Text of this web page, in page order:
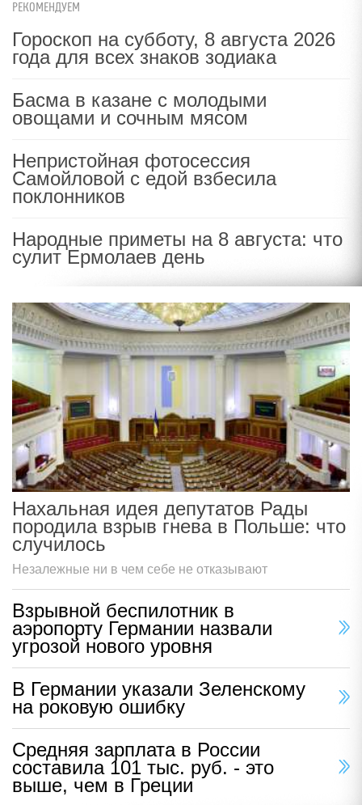
РЕКОМЕНДУЕМ
Гороскоп на субботу, 8 августа 2026
года для всех знаков зодиака
Басма в казане с молодыми
овощами и сочным мясом
Непристойная фотосессия
Самойловой с едой взбесила
поклонников
Народные приметы на 8 августа: что
сулит Ермолаев день
Нахальная идея депутатов Рады
породила взрыв гнева в Польше: что
случилось
Незалежные ни в чем себе не отказывают
Взрывной беспилотник в
аэропорту Германии назвали
угрозой нового уровня
В Германии указали Зеленскому
на роковую ошибку
Средняя зарплата в России
составила 101 тыс. руб. - это
выше, чем в Греции